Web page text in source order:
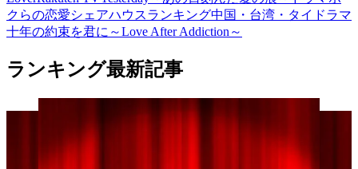
クらの恋愛シェアハウスランキング中国・台湾・タイドラマ
十年の約束を君に～Love After Addiction～
ランキング最新記事